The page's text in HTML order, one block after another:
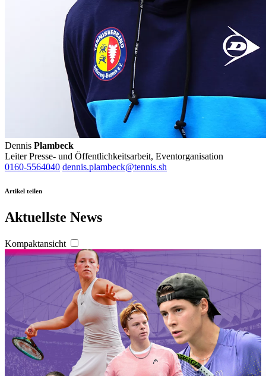
Dennis Plambeck
Leiter Presse- und Öffentlichkeitsarbeit, Eventorganisation
0160-5564040 dennis.plambeck@tennis.sh
Artikel teilen
Aktuellste News
Kompaktansicht